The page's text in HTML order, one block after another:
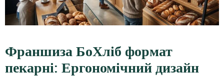
Франшиза БоХліб формат
пекарні: Ергономічний дизайн